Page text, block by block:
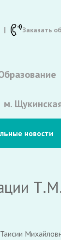
Заказать
м.
новости